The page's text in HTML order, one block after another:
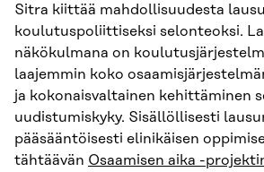
Sitra kiittää mahdollisuudesta
koulutuspoliittiseksi selonteoksi.
näkökulmana on
laajemmin koko
ja kokonaisvaltainen kehittäminen
uudistumiskyky. Sisällöllisesti
pääsääntöisesti elinikäisen
tähtäävän Osaamisen aika -